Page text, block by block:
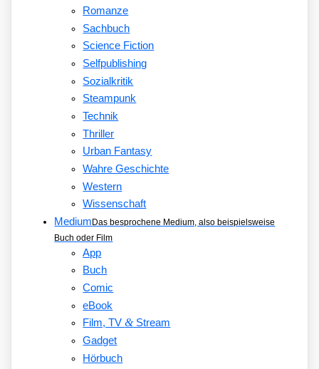
Romanze
Sachbuch
Science Fiction
Selfpublishing
Sozialkritik
Steampunk
Technik
Thriller
Urban Fantasy
Wahre Geschichte
Western
Wissenschaft
MediumDas besprochene Medium, also beispielsweise
Buch oder Film
App
Buch
Comic
eBook
Film, TV&Stream
Gadget
Hörbuch